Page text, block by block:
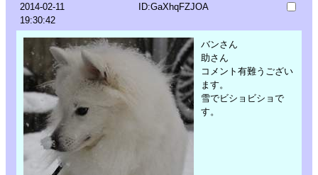
2014-02-11
19:30:42
ID:GaXhqFZJOA
バンさん
助さん
コメント有難うござい
ます。
雪でビショビショで
す。